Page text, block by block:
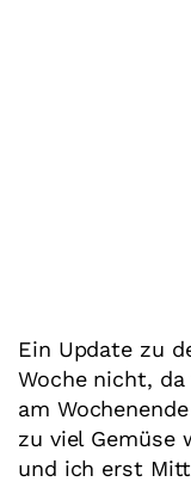
Ein Update zu
Woche nicht,
am
zu viel Gemüse
und ich erst